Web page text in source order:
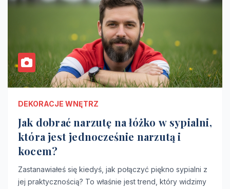
DEKORACJE WNĘTRZ
Jak dobrać narzutę na łóżko w sypialni,
która jest jednocześnie narzutą i
kocem?
Zastanawiałeś się kiedyś, jak połączyć piękno sypialni z
jej praktycznością? To właśnie jest trend, który widzimy